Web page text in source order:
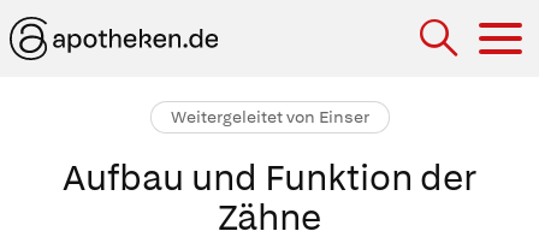
Weitergeleitet von Einser
Aufbau und Funktion der
Zähne